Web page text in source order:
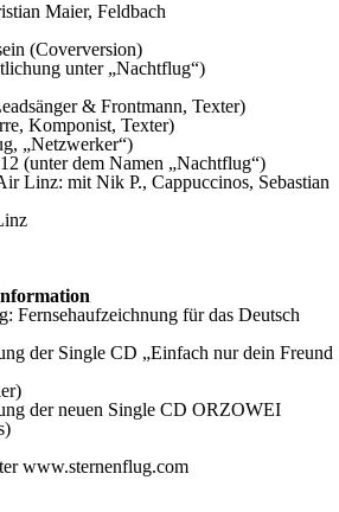
Maier, Feldbach
(Coverversion)
unter „Nachtflug“)
& Frontmann, Texter)
Komponist, Texter)
„Netzwerker“)
(unter dem Namen „Nachtflug“)
Linz: mit Nik P., Cappuccinos, Sebastian
Fernsehaufzeichnung für das Deutsch
der Single CD „Einfach nur dein Freund
der neuen Single CD ORZOWEI
www.sternenflug.com